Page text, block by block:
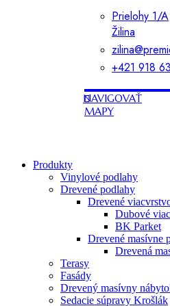
Prielohy 1/A
Žilina
+421 918
NAVIGOVAŤ
MAPY
Produkty
Vinylové podlahy
Drevené podlahy
Drevené
Dubové
BK Parket
Drevené masívne
Drevená
Terasy
Fasády
Drevený masívny
Sedacie súpravy Krošlák